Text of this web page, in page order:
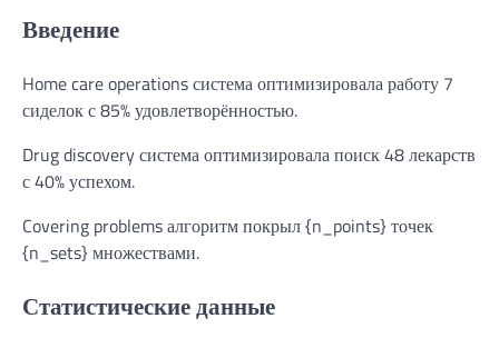
Введение
Home care operations система оптимизировала работу 7
сиделок с 85% удовлетворённостью.
Drug discovery система оптимизировала поиск 48 лекарств
с 40% успехом.
Covering problems алгоритм покрыл {n_points} точек
{n_sets} множествами.
Статистические данные